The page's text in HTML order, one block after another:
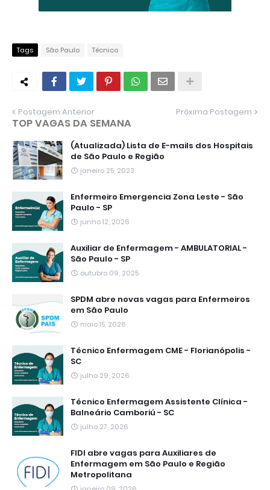
Tags São Paulo Técnico
Postagem Anterior Próxima Postagem
TOP VAGAS DA SEMANA
(Atualizada) Lista de E-mails dos Hospitais
de São Paulo e Região
janeiro 25, 2023
Enfermeiro Emergencia Zona Leste - São
Paulo - SP
junho 12, 2026
Auxiliar de Enfermagem - AMBULATORIAL -
São Paulo - SP
outubro 09, 2025
SPDM abre novas vagas para Enfermeiros
em São Paulo
maio 15, 2026
Técnico Enfermagem CME - Florianópolis -
SC
julho 29, 2026
Técnico Enfermagem Assistente Clínica -
Balneário Camboriú - SC
julho 27, 2026
FIDI abre vagas para Auxiliares de
Enfermagem em São Paulo e Região
Metropolitana